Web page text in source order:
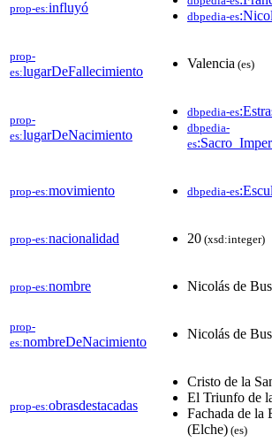
prop-es:influyó
dbpedia-es
prop-
es:lugarDeFallecimiento
Valencia (es)
prop-
es:lugarDeNacimiento
dbpedia-es
dbpedia-
es
prop-es:movimiento dbpedia-es
prop-es:nacionalidad 20 (xsd:integer)
prop-es:nombre Nicolás de
prop-
es:nombreDeNacimiento
Nicolás de
prop-es:obrasdestacadas
Cristo de la
El Triunfo de
Fachada de la
(Elche) (es)